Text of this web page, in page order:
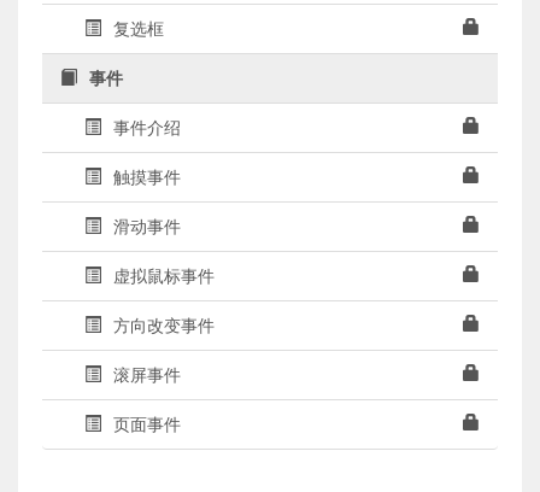
复选框
事件
事件介绍
触摸事件
滑动事件
虚拟鼠标事件
方向改变事件
滚屏事件
页面事件